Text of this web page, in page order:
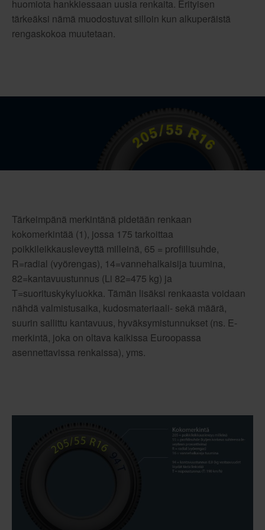
huomiota hankkiessaan uusia renkaita. Erityisen
tärkeäksi nämä muodostuvat silloin kun alkuperäistä
rengaskokoa muutetaan.
Tärkeimpänä merkintänä pidetään renkaan
kokomerkintää (1), jossa 175 tarkoittaa
poikkileikkausleveyttä milleinä, 65 = profiilisuhde,
R=radial (vyörengas), 14=vannehalkaisija tuumina,
82=kantavuustunnus (Li 82=475 kg) ja
T=suorituskykyluokka. Tämän lisäksi renkaasta voidaan
nähdä valmistusaika, kudosmateriaali- sekä määrä,
suurin sallittu kantavuus, hyväksymistunnukset (ns. E-
merkintä, joka on oltava kaikissa Euroopassa
asennettavissa renkaissa), yms.